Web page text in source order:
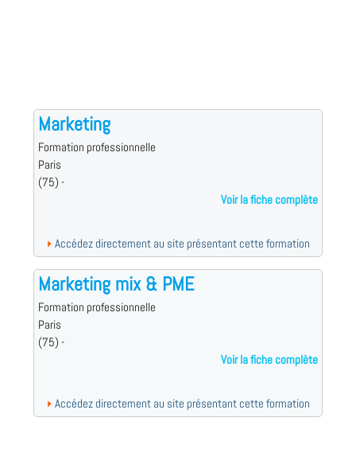
Marketing
Formation professionnelle
Paris
(75) -
Voir la fiche complète
Accédez directement au site présentant cette formation
Marketing mix & PME
Formation professionnelle
Paris
(75) -
Voir la fiche complète
Accédez directement au site présentant cette formation